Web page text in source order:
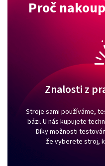
Proč
Znalosti z
Stroje sami používáme,
bázi. U nás kupujete
Díky možnosti
že vyberete stroj,